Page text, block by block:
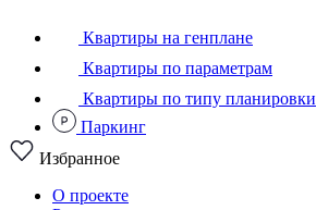
Квартиры на генплане
Квартиры по параметрам
Квартиры по типу планировки
Паркинг
Избранное
О проекте